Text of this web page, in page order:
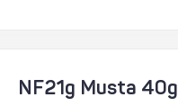
NF21g Musta 40g